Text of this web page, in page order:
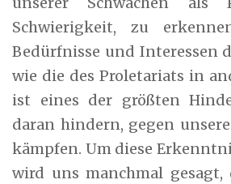
Schwierigkeit, zu
Bedürfnisse und Interessen
wie die des Proletariats in
ist eines der größten
daran hindern, gegen
kämpfen. Um diese
wird uns manchmal gesagt,